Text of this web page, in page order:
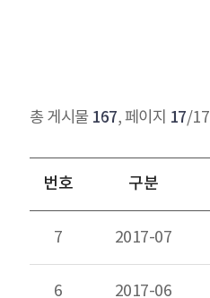
총 게시물 167, 페이지 17/17
번호 구분
7 2017-07
6 2017-06